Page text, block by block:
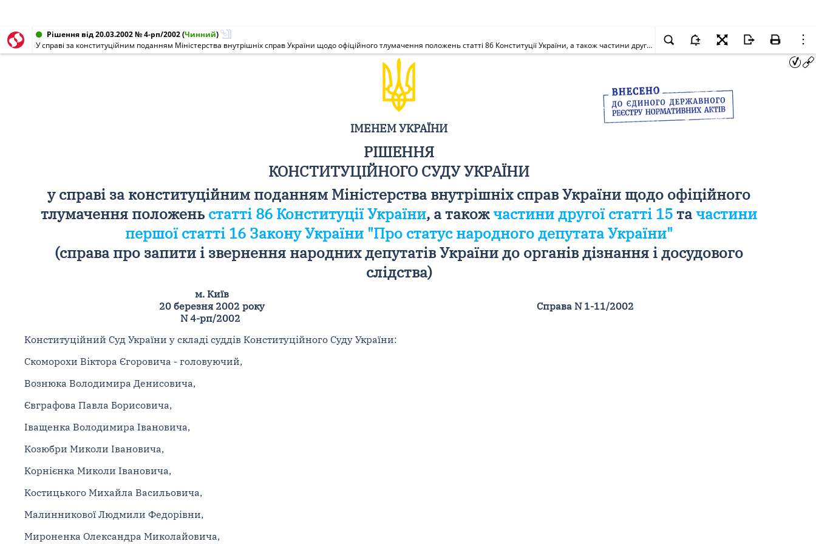
Рішення від 20.03.2002 № 4-рп/2002(Чинний)
У справі за конституційним поданням Міністерства внутрішніх справ України щодо офіційного тлумачення положень статті 86 Конституції України, а також частини другої статті 15 та частини першої статті 16 Закону України "Про статус народного депутата України" (справа про запити і звернення народних депутатів України до органів дізнання і досудового слідства)